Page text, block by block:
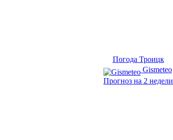
Погода Троицк
Gismeteo
Прогноз на 2 недели